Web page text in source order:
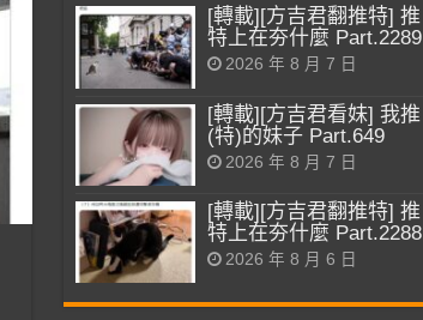
[轉載][方吉君翻推特] 推
特上在夯什麼 Part.2289
2026 年 8 月 7 日
[轉載][方吉君看妹] 我推
(特)的妹子 Part.649
2026 年 8 月 7 日
[轉載][方吉君翻推特] 推
特上在夯什麼 Part.2288
2026 年 8 月 6 日